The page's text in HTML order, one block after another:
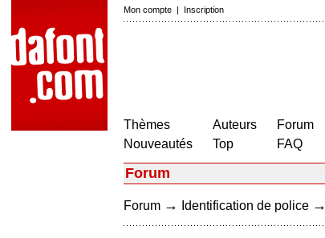
Mon compte | Inscription
Thèmes
Nouveautés
Auteurs
Top
Forum
FAQ
Forum
Forum → Identification de police →